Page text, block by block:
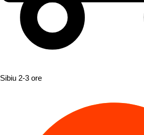
Sibiu 2-3 ore